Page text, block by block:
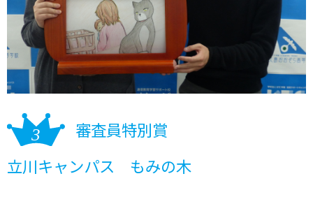
審査員特別賞
立川キャンパス もみの木